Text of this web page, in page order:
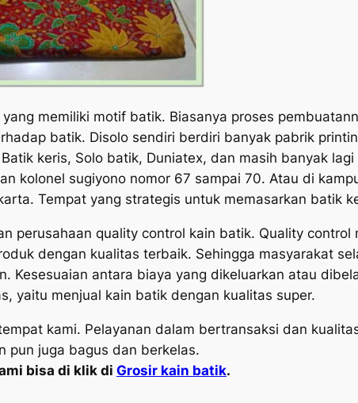
memiliki motif batik. Biasanya proses
batik. Disolo sendiri berdiri banyak pabrik
keris, Solo batik, Duniatex, dan masih banyak
kolonel sugiyono nomor 67 sampai 70. Atau di
Tempat yang strategis untuk memasarkan batik
perusahaan quality control kain batik. Quality
dengan kualitas terbaik. Sehingga masyarakat
Kesesuaian antara biaya yang dikeluarkan atau
yaitu menjual kain batik dengan kualitas super.
kami. Pelayanan dalam bertransaksi dan
pun juga bagus dan berkelas.
bisa di klik di Grosir kain batik.